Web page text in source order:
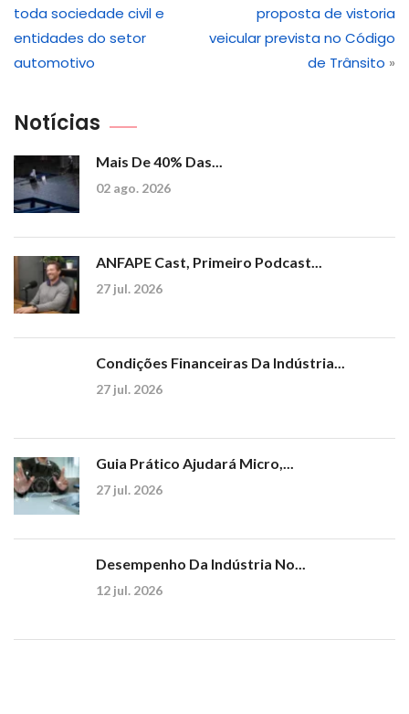
toda sociedade civil e
entidades do setor
automotivo
proposta de vistoria
veicular prevista no Código
de Trânsito »
Notícias
Mais De 40% Das...
02 ago. 2026
ANFAPE Cast, Primeiro Podcast...
27 jul. 2026
Condições Financeiras Da Indústria...
27 jul. 2026
Guia Prático Ajudará Micro,...
27 jul. 2026
Desempenho Da Indústria No...
12 jul. 2026